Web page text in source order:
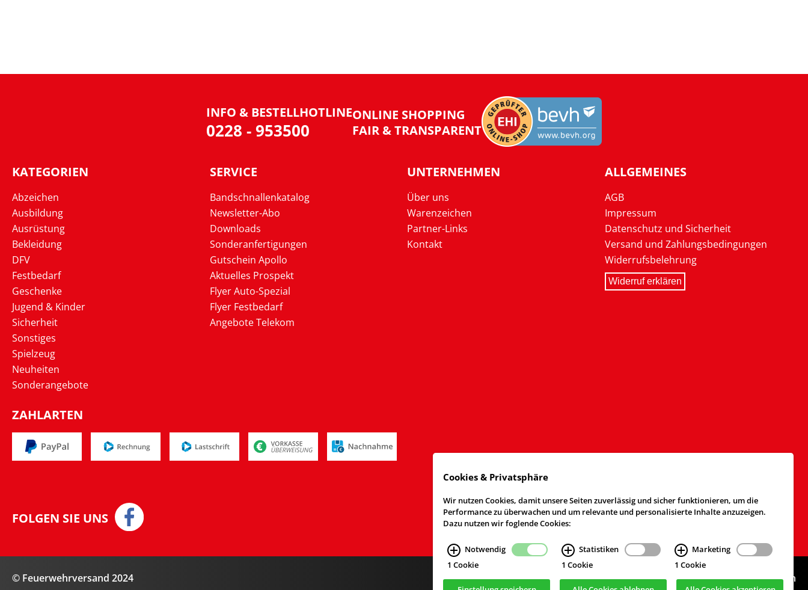
INFO & BESTELLHOTLINE
0228 - 953500
ONLINE SHOPPING
FAIR & TRANSPARENT
KATEGORIEN
Abzeichen
Ausbildung
Ausrüstung
Bekleidung
DFV
Festbedarf
Geschenke
Jugend & Kinder
Sicherheit
Sonstiges
Spielzeug
Neuheiten
Sonderangebote
SERVICE
Bandschnallenkatalog
Newsletter-Abo
Downloads
Sonderanfertigungen
Gutschein Apollo
Aktuelles Prospekt
Flyer Auto-Spezial
Flyer Festbedarf
Angebote Telekom
UNTERNEHMEN
Über uns
Warenzeichen
Partner-Links
Kontakt
ALLGEMEINES
AGB
Impressum
Datenschutz und Sicherheit
Versand und Zahlungsbedingungen
Widerrufsbelehrung
Widerruf erklären
ZAHLARTEN
FOLGEN SIE UNS
© Feuerwehrversand 2024 Webdesign & Realisierungcekom GmbH, Köln
Cookies & Privatsphäre
Wir nutzen Cookies, damit unsere Seiten zuverlässig und sicher funktionieren, um die
Performance zu überwachen und um relevante und personalisierte Inhalte anzuzeigen.
Dazu nutzen wir foglende Cookies:
Notwendig
1 Cookie
Statistiken
1 Cookie
Marketing
1 Cookie